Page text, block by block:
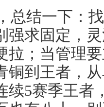
总结一下：
强求固定，
拉；当管理
铜到王者，
续5赛季王者